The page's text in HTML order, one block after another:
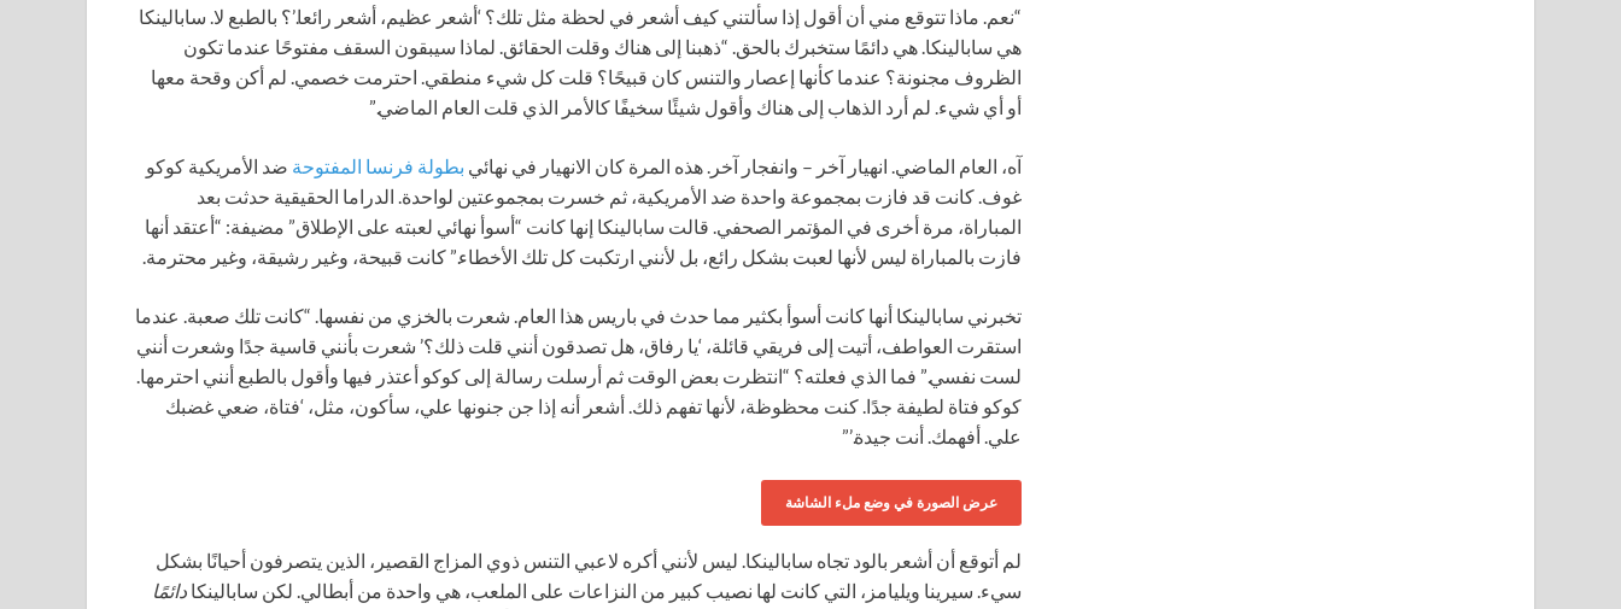
“نعم. ماذا تتوقع مني أن أقول إذا سألتني كيف أشعر في لحظة مثل تلك؟ ‘أشعر عظيم، أشعر رائعا.’؟ بالطبع لا. سابالينكا
هي سابالينكا. هي دائمًا ستخبرك بالحق. “ذهبنا إلى هناك وقلت الحقائق. لماذا سيبقون السقف مفتوحًا عندما تكون
الظروف مجنونة؟ عندما كأنها إعصار والتنس كان قبيحًا؟ قلت كل شيء منطقي. احترمت خصمي. لم أكن وقحة معها
أو أي شيء. لم أرد الذهاب إلى هناك وأقول شيئًا سخيفًا كالأمر الذي قلت العام الماضي.”
آه، العام الماضي. انهيار آخر – وانفجار آخر. هذه المرة كان الانهيار في نهائي بطولة فرنسا المفتوحة ضد الأمريكية كوكو
غوف. كانت قد فازت بمجموعة واحدة ضد الأمريكية، ثم خسرت بمجموعتين لواحدة. الدراما الحقيقية حدثت بعد
المباراة، مرة أخرى في المؤتمر الصحفي. قالت سابالينكا إنها كانت “أسوأ نهائي لعبته على الإطلاق” مضيفة: “أعتقد أنها
فازت بالمباراة ليس لأنها لعبت بشكل رائع، بل لأنني ارتكبت كل تلك الأخطاء.” كانت قبيحة، وغير رشيقة، وغير محترمة.
تخبرني سابالينكا أنها كانت أسوأ بكثير مما حدث في باريس هذا العام. شعرت بالخزي من نفسها. “كانت تلك صعبة. عندما
استقرت العواطف، أتيت إلى فريقي قائلة، ‘يا رفاق، هل تصدقون أنني قلت ذلك؟’ شعرت بأنني قاسية جدًا وشعرت أنني
لست نفسي.” فما الذي فعلته؟ “انتظرت بعض الوقت ثم أرسلت رسالة إلى كوكو أعتذر فيها وأقول بالطبع أنني احترمها.
كوكو فتاة لطيفة جدًا. كنت محظوظة، لأنها تفهم ذلك. أشعر أنه إذا جن جنونها علي، سأكون، مثل، ‘فتاة، ضعي غضبك
علي. أفهمك. أنت جيدة.’”
عرض الصورة في وضع ملء الشاشة
لم أتوقع أن أشعر بالود تجاه سابالينكا. ليس لأنني أكره لاعبي التنس ذوي المزاج القصير، الذين يتصرفون أحيانًا بشكل
سيء. سيرينا ويليامز، التي كانت لها نصيب كبير من النزاعات على الملعب، هي واحدة من أبطالي. لكن سابالينكا دائمًا